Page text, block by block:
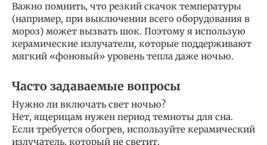
Важно помнить, что резкий скачок температуры
(например, при выключении всего оборудования в
мороз) может вызвать шок. Поэтому я использую
керамические излучатели, которые поддерживают
мягкий «фоновый» уровень тепла даже ночью.
Часто задаваемые вопросы
Нужно ли включать свет ночью?
Нет, ящерицам нужен период темноты для сна.
Если требуется обогрев, используйте керамический
излучатель, который не светит.